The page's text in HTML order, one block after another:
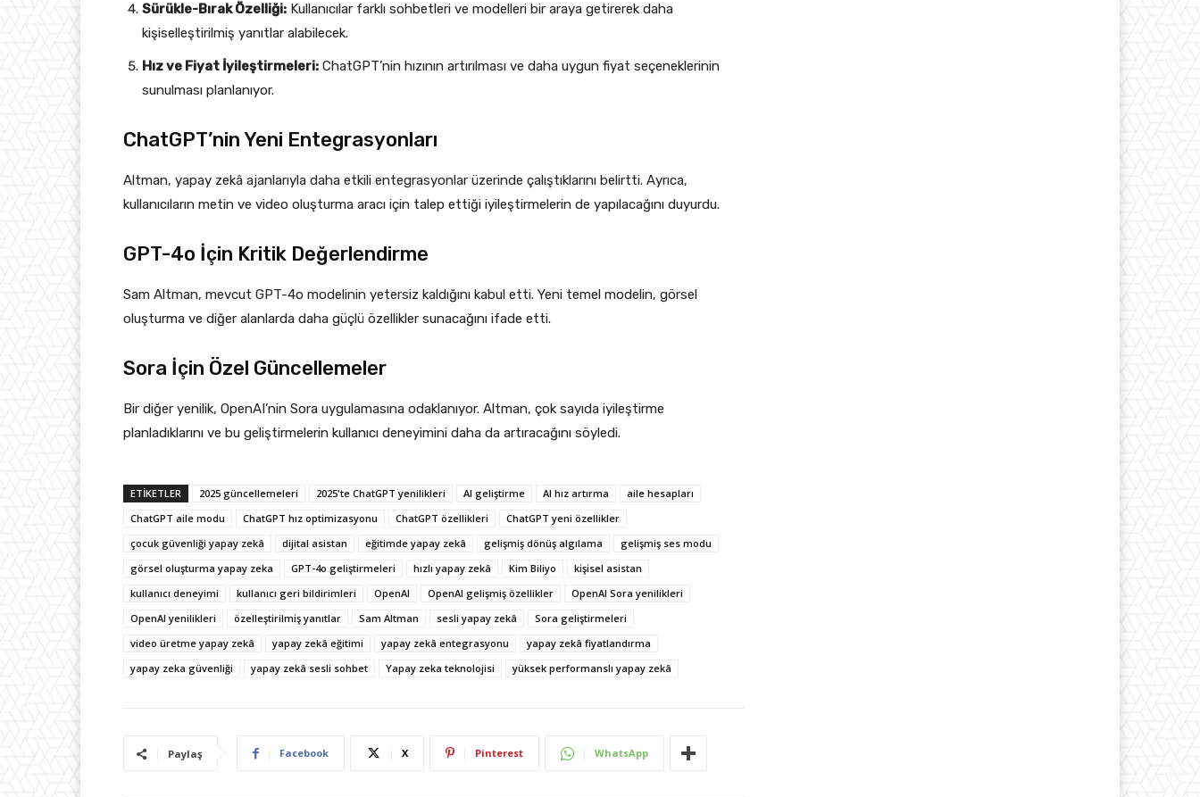
Sürükle-Bırak Özelliği: Kullanıcılar farklı sohbetleri ve modelleri bir araya getirerek daha
kişiselleştirilmiş yanıtlar alabilecek.
Hız ve Fiyat İyileştirmeleri: ChatGPT’nin hızının artırılması ve daha uygun fiyat seçeneklerinin
sunulması planlanıyor.
ChatGPT’nin Yeni Entegrasyonları
Altman, yapay zekâ ajanlarıyla daha etkili entegrasyonlar üzerinde çalıştıklarını belirtti. Ayrıca,
kullanıcıların metin ve video oluşturma aracı için talep ettiği iyileştirmelerin de yapılacağını duyurdu.
GPT-4o İçin Kritik Değerlendirme
Sam Altman, mevcut GPT-4o modelinin yetersiz kaldığını kabul etti. Yeni temel modelin, görsel
oluşturma ve diğer alanlarda daha güçlü özellikler sunacağını ifade etti.
Sora İçin Özel Güncellemeler
Bir diğer yenilik, OpenAI’nin Sora uygulamasına odaklanıyor. Altman, çok sayıda iyileştirme
planladıklarını ve bu geliştirmelerin kullanıcı deneyimini daha da artıracağını söyledi.
ETIKETLER 2025 güncellemeleri 2025'te ChatGPT yenilikleri AI geliştirme AI hız artırma
aile hesapları
ChatGPT aile modu
ChatGPT hız optimizasyonu ChatGPT özellikleri
ChatGPT yeni özellikler
çocuk güvenliği yapay zekâ
dijital asistan eğitimde yapay zekâ gelişmiş dönüş algılama
gelişmiş ses modu
görsel oluşturma yapay zeka
GPT-4o geliştirmeleri hızlı yapay zekâ Kim Biliyo
kişisel asistan
kullanıcı deneyimi
kullanıcı geri bildirimleri OpenAI OpenAI gelişmiş özellikler
OpenAI Sora yenilikleri
OpenAI yenilikleri
özelleştirilmiş yanıtlar Sam Altman sesli yapay zekâ
Sora geliştirmeleri
video üretme yapay zekâ
yapay zekâ eğitimi yapay zekâ entegrasyonu
yapay zekâ fiyatlandırma
yapay zeka güvenliği
yapay zekâ sesli sohbet Yapay zeka teknolojisi yüksek performanslı yapay zekâ
Paylaş Facebook X Pinterest WhatsApp